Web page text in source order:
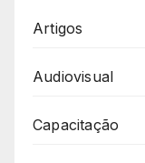
Artigos
Audiovisual
Capacitação